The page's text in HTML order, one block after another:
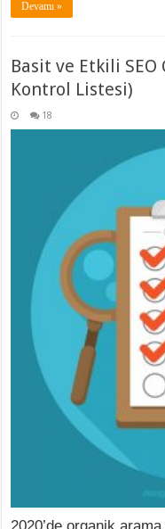
Devamı »
Basit ve Etkili
Kontrol Listesi)
18